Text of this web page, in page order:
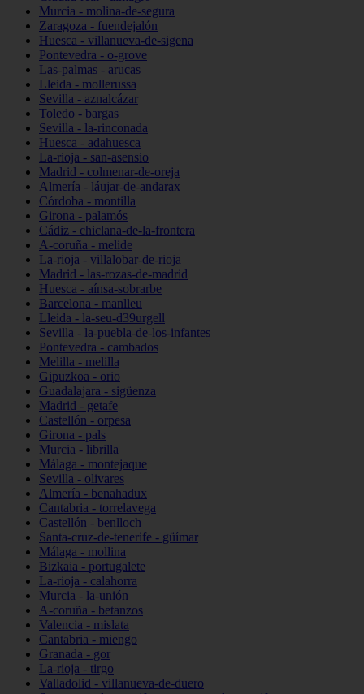
Murcia - molina-de-segura
Zaragoza - fuendejalón
Huesca - villanueva-de-sigena
Pontevedra - o-grove
Las-palmas - arucas
Lleida - mollerussa
Sevilla - aznalcázar
Toledo - bargas
Sevilla - la-rinconada
Huesca - adahuesca
La-rioja - san-asensio
Madrid - colmenar-de-oreja
Almería - láujar-de-andarax
Córdoba - montilla
Girona - palamós
Cádiz - chiclana-de-la-frontera
A-coruña - melide
La-rioja - villalobar-de-rioja
Madrid - las-rozas-de-madrid
Huesca - aínsa-sobrarbe
Barcelona - manlleu
Lleida - la-seu-d39urgell
Sevilla - la-puebla-de-los-infantes
Pontevedra - cambados
Melilla - melilla
Gipuzkoa - orio
Guadalajara - sigüenza
Madrid - getafe
Castellón - orpesa
Girona - pals
Murcia - librilla
Málaga - montejaque
Sevilla - olivares
Almería - benahadux
Cantabria - torrelavega
Castellón - benlloch
Santa-cruz-de-tenerife - güímar
Málaga - mollina
Bizkaia - portugalete
La-rioja - calahorra
Murcia - la-unión
A-coruña - betanzos
Valencia - mislata
Cantabria - miengo
Granada - gor
La-rioja - tirgo
Valladolid - villanueva-de-duero